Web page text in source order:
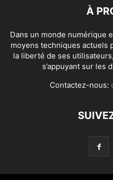
À
Dans un monde numérique
moyens techniques actuels
la liberté de ses
s’appuyant sur les
Contactez-nous: